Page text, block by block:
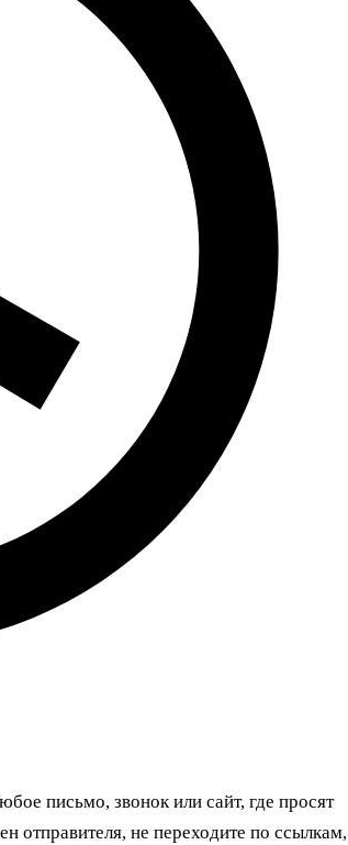
письмо, звонок или сайт, где просят
отправителя, не переходите по ссылкам,